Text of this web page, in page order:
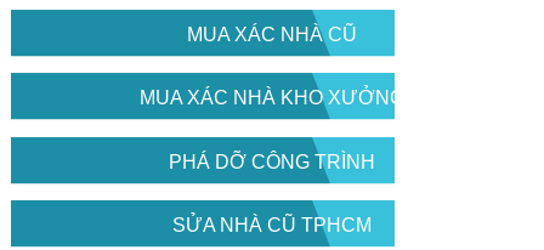
MUA XÁC NHÀ CŨ
MUA XÁC NHÀ KHO XƯỞNG
PHÁ DỠ CÔNG TRÌNH
SỬA NHÀ CŨ TPHCM